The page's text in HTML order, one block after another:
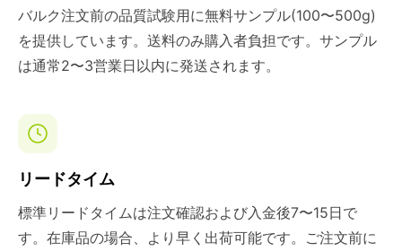
バルク注文前の品質試験用に無料サンプル(100〜500g)
を提供しています。送料のみ購入者負担です。サンプル
は通常2〜3営業日以内に発送されます。
リードタイム
標準リードタイムは注文確認および入金後7〜15日で
す。在庫品の場合、より早く出荷可能です。ご注文前に